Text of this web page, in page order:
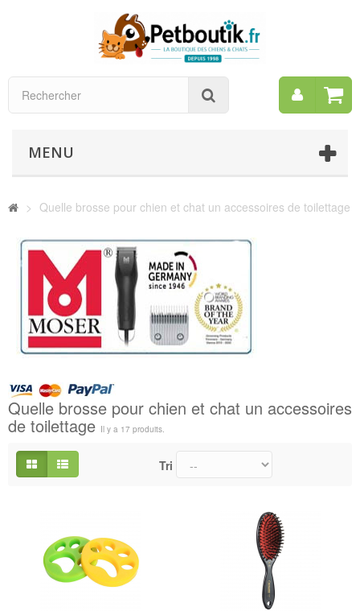
Mon
MENU
> Quelle brosse pour chien et chat un accessoires de toilettage
Quelle brosse pour chien et chat un accessoires
de toilettage Il y a 17 produits.
Tri